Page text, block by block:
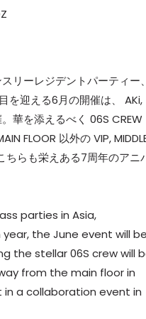
リーレジデントパーティー、
を迎える6月の開催は、 AKi,
華を添えるべく 06S CREW
FLOOR 以外の VIP,
ちらも栄えある7周年のアニ
parties in Asia,
the June event will be
the stellar 06S crew will
from the main floor in
in a collaboration event in